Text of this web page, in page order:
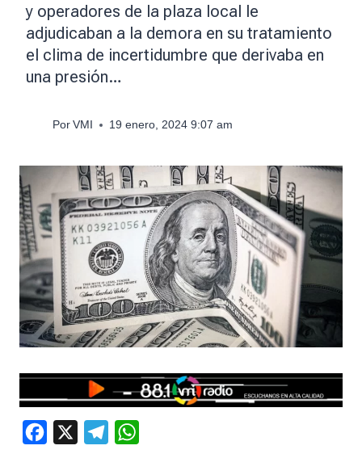
y operadores de la plaza local le
adjudicaban a la demora en su tratamiento
el clima de incertidumbre que derivaba en
una presión…
Por VMI 19 enero, 2024 9:07 am